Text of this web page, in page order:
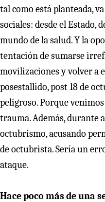
tal como está planteada,
sociales: desde el Estado,
mundo de la salud. Y la
tentación de sumarse
movilizaciones y volver a
posestallido, post 18 de
peligroso. Porque
trauma. Además, durante
octubrismo, acusando
de octubrista. Sería un
ataque.
Hace poco más de una